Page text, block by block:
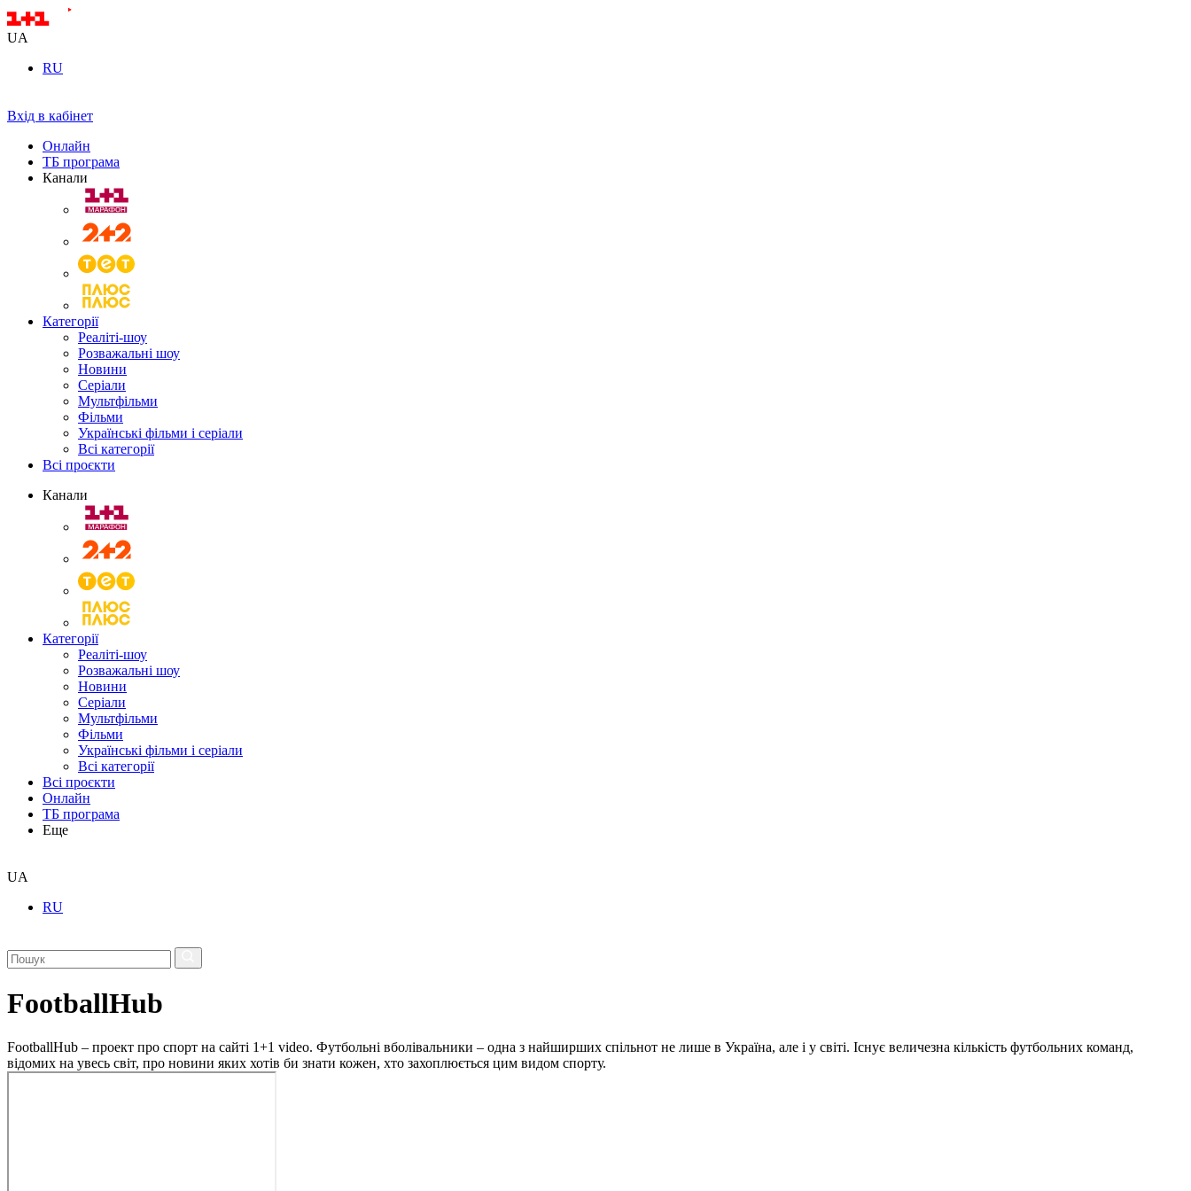
UA
RU
Вхід в кабінет
Онлайн
ТБ програма
Канали
Категорії
Реаліті-шоу
Розважальні шоу
Новини
Серіали
Мультфільми
Фільми
Українські фільми і серіали
Всі категорії
Всі проєкти
Канали
Категорії
Реаліті-шоу
Розважальні шоу
Новини
Серіали
Мультфільми
Фільми
Українські фільми і серіали
Всі категорії
Всі проєкти
Онлайн
ТБ програма
Еще
UA
RU
FootballHub
FootballHub – проект про спорт на сайті 1+1 video. Футбольні вболівальники – одна з найширших спільнот не лише в Україна, але і у світі. Існує величезна кількість футбольних команд,
відомих на увесь світ, про новини яких хотів би знати кожен, хто захоплюється цим видом спорту.